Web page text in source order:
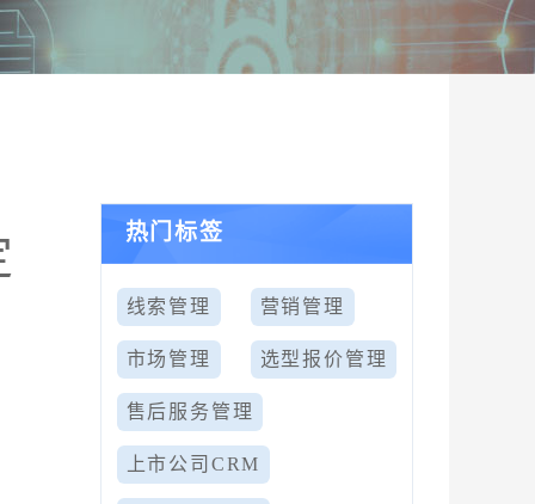
热门标签
线索管理 营销管理
市场管理 选型报价管理
售后服务管理
上市公司CRM